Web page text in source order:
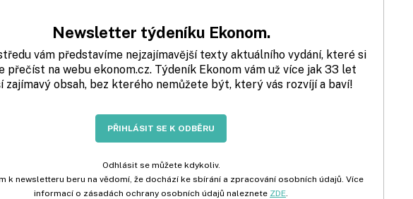
Newsletter týdeníku Ekonom.
vám představíme nejzajímavější texty aktuálního vydání, které si
přečíst na webu ekonom.cz. Týdeník Ekonom vám už více jak 33 let
zajímavý obsah, bez kterého nemůžete být, který vás rozvíjí a baví!
PŘIHLÁSIT SE K ODBĚRU
Odhlásit se můžete kdykoliv.
k newsletteru beru na vědomí, že dochází ke sbírání a zpracování osobních údajů. Více
informací o zásadách ochrany osobních údajů naleznete ZDE